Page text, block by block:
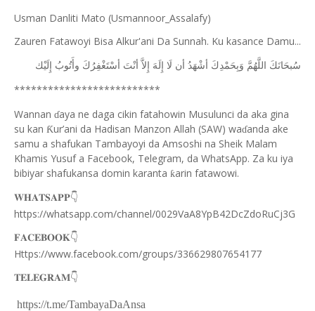
Usman Danliti Mato (Usmannoor_Assalafy)
Zauren Fatawoyi Bisa Alkur'ani Da Sunnah. Ku kasance Damu...
ﺳُﺒﺤَﺎﻧَﻚَ ﺍﻟﻠَّﻬُﻢَّ ﻭَﺑِﺤَﻤْﺪِﻙَ ﺃﺷْﻬَﺪُ ﺃﻥ ﻟَﺎ ﺇِﻟَﻪَ ﺇِﻻَّ ﺃﻧْﺖَ ﺃﺳْﺘَﻐْﻔِﺮُﻙَ ﻭﺃَﺗُﻮﺏُ ﺇِﻟَﻴْﻚ
**************************
Wannan ɗaya ne daga cikin fatahowin Musulunci da aka gina
su kan Ƙur’ani da Hadisan Manzon Allah (SAW) waɗanda ake
samu a shafukan Tambayoyi da Amsoshi na Sheik Malam
Khamis Yusuf a Facebook, Telegram, da WhatsApp. Za ku iya
bibiyar shafukansa domin karanta ƙarin fatawowi.
𝐖𝐇𝐀𝐓𝐒𝐀𝐏𝐏👇
https://whatsapp.com/channel/0029VaA8YpB42DcZdoRuCj3G
𝐅𝐀𝐂𝐄𝐁𝐎𝐎𝐊👇
Https://www.facebook.com/groups/336629807654177
𝐓𝐄𝐋𝐄𝐆𝐑𝐀𝐌👇
https://t.me/TambayaDaAnsa